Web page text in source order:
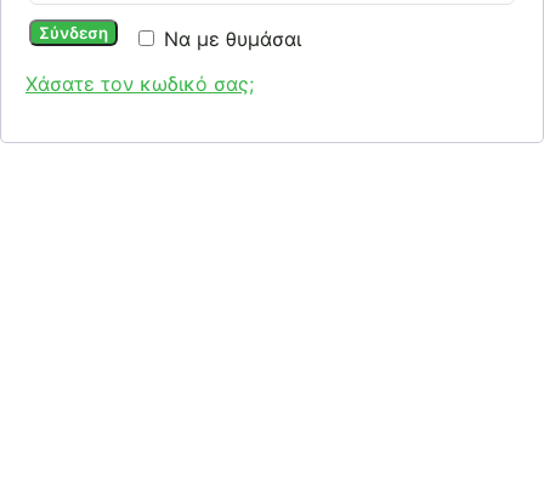
Να με θυμάσαι
Σύνδεση
Χάσατε τον κωδικό σας;